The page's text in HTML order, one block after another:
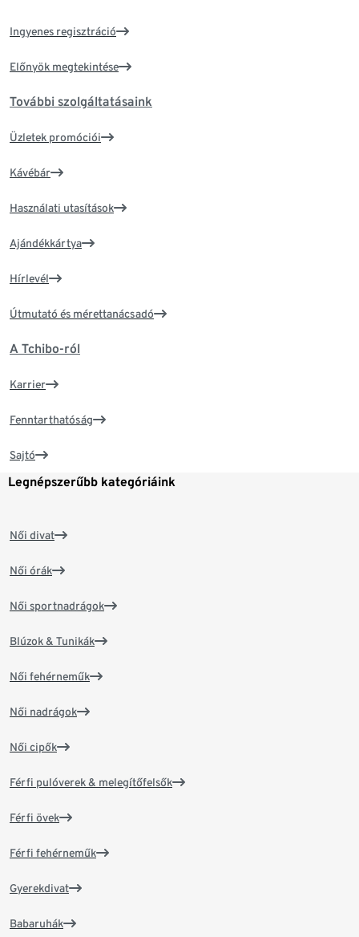
Ingyenes regisztráció
Előnyök megtekintése
További szolgáltatásaink
Üzletek promóciói
Kávébár
Használati utasítások
Ajándékkártya
Hírlevél
Útmutató és mérettanácsadó
A Tchibo-ról
Karrier
Fenntarthatóság
Sajtó
Legnépszerűbb kategóriáink
Női divat
Női órák
Női sportnadrágok
Blúzok & Tunikák
Női fehérneműk
Női nadrágok
Női cipők
Férfi pulóverek & melegítőfelsők
Férfi övek
Férfi fehérneműk
Gyerekdivat
Babaruhák